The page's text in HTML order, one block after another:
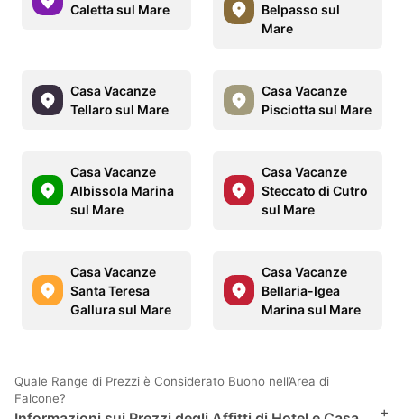
Caletta sul Mare
Belpasso sul
Mare
Casa Vacanze
Tellaro sul Mare
Casa Vacanze
Pisciotta sul Mare
Casa Vacanze
Albissola Marina
sul Mare
Casa Vacanze
Steccato di Cutro
sul Mare
Casa Vacanze
Santa Teresa
Gallura sul Mare
Casa Vacanze
Bellaria-Igea
Marina sul Mare
Quale Range di Prezzi è Considerato Buono nell’Area di
Falcone?
+